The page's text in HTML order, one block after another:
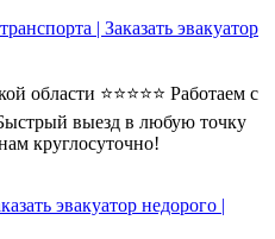
| Заказать эвакуатор
области ⭐⭐⭐⭐⭐ Работаем с
выезд в любую точку
круглосуточно!
эвакуатор недорого |